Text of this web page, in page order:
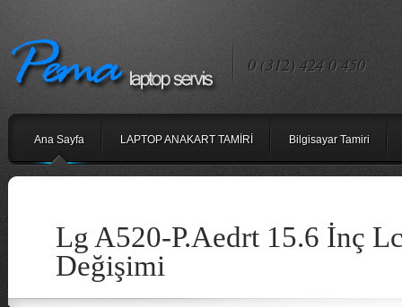
0 (312) 424 0 450
Ana Sayfa LAPTOP ANAKART TAMİRİ Bilgisayar Tamiri
Lg A520-P.Aedrt 15.6 İnç
Değişimi